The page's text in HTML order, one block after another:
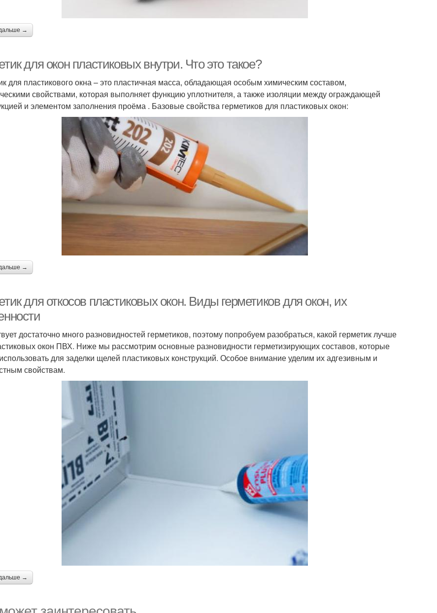
→
для окон пластиковых внутри. Что это такое?
для пластикового окна – это пластичная масса, обладающая особым химическим составом,
свойствами, которая выполняет функцию уплотнителя, а также изоляции между ограждающей
и элементом заполнения проёма . Базовые свойства герметиков для пластиковых окон:
→
для откосов пластиковых окон. Виды герметиков для окон, их
достаточно много разновидностей герметиков, поэтому попробуем разобраться, какой герметик лучше
окон ПВХ. Ниже мы рассмотрим основные разновидности герметизирующих составов, которые
для заделки щелей пластиковых конструкций. Особое внимание уделим их адгезивным и
свойствам.
→